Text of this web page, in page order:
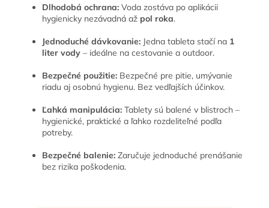
Dlhodobá ochrana: Voda zostáva po aplikácii
hygienicky nezávadná až pol roka.
Jednoduché dávkovanie: Jedna tableta stačí na 1
liter vody – ideálne na cestovanie a outdoor.
Bezpečné použitie: Bezpečné pre pitie, umývanie
riadu aj osobnú hygienu. Bez vedľajších účinkov.
Ľahká manipulácia: Tablety sú balené v blistroch –
hygienické, praktické a ľahko rozdeliteľné podľa
potreby.
Bezpečné balenie: Zaručuje jednoduché prenášanie
bez rizika poškodenia.